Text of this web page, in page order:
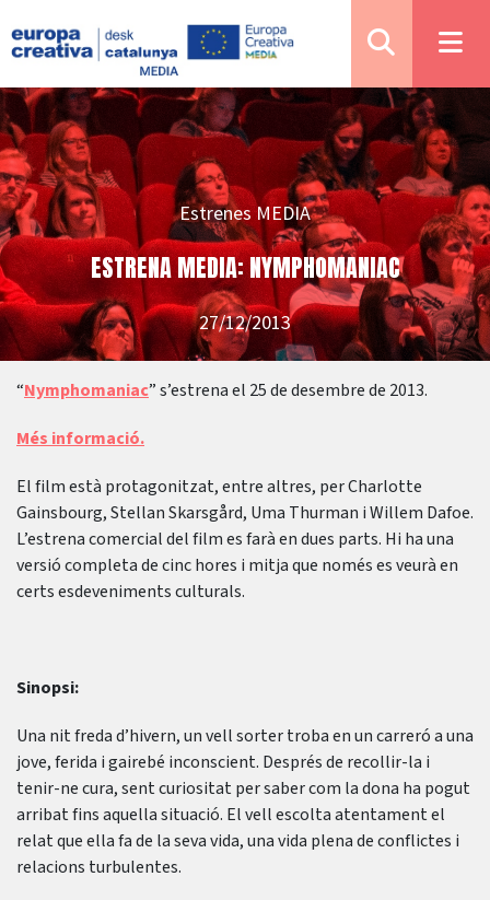
Estrenes MEDIA
ESTRENA MEDIA: NYMPHOMANIAC
27/12/2013
“Nymphomaniac” s’estrena el 25 de desembre de 2013.
Més informació.
El film està protagonitzat, entre altres, per Charlotte
Gainsbourg, Stellan Skarsgård, Uma Thurman i Willem Dafoe.
L’estrena comercial del film es farà en dues parts. Hi ha una
versió completa de cinc hores i mitja que només es veurà en
certs esdeveniments culturals.
Sinopsi:
Una nit freda d’hivern, un vell sorter troba en un carreró a una
jove, ferida i gairebé inconscient. Després de recollir-la i
tenir-ne cura, sent curiositat per saber com la dona ha pogut
arribat fins aquella situació. El vell escolta atentament el
relat que ella fa de la seva vida, una vida plena de conflictes i
relacions turbulentes.